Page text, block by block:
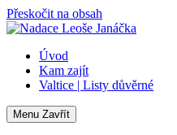
Přeskočit na obsah
Úvod
Kam zajít
Valtice | Listy důvěrné
Menu Zavřít